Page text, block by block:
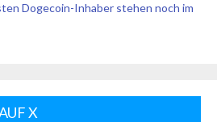
Dogecoin-Inhaber stehen noch im
X